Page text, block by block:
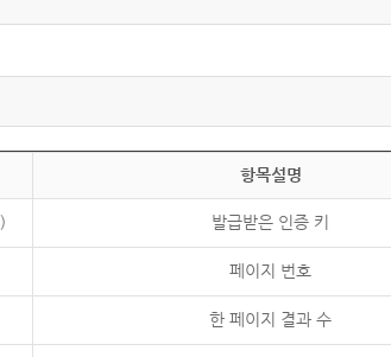
항목설명
발급받은 인증 키
페이지 번호
한 페이지 결과 수